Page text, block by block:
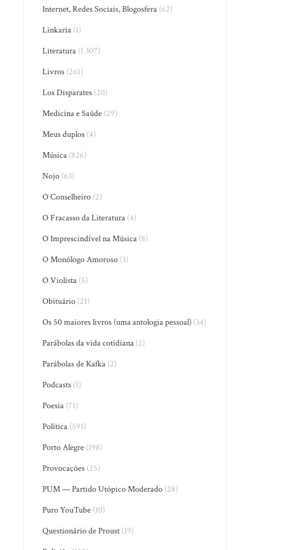
Internet, Redes Sociais, Blogosfera (62)
Linkaria (1)
Literatura (1.307)
Livros (261)
Los Disparates (20)
Medicina e Saúde (29)
Meus duplos (4)
Música (826)
Nojo (63)
O Conselheiro (2)
O Fracasso da Literatura (4)
O Imprescindível na Música (8)
O Monólogo Amoroso (3)
O Violista (5)
Obituário (21)
Os 50 maiores livros (uma antologia pessoal) (34)
Parábolas da vida cotidiana (2)
Parábolas de Kafka (2)
Podcasts (1)
Poesia (71)
Política (591)
Porto Alegre (198)
Provocações (25)
PUM — Partido Utópico Moderado (28)
Puro YouTube (10)
Questionário de Proust (19)